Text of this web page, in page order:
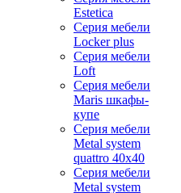
Estetica
Серия мебели
Locker plus
Серия мебели
Loft
Серия мебели
Maris шкафы-
купе
Серия мебели
Metal system
quattro 40x40
Серия мебели
Metal system